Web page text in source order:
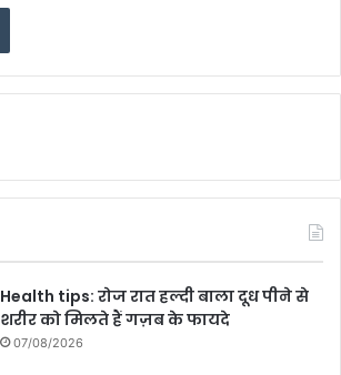
Health tips: रोज रात हल्दी बाला दूध पीने से
शरीर को मिलते हैं गज़ब के फायदे
07/08/2026